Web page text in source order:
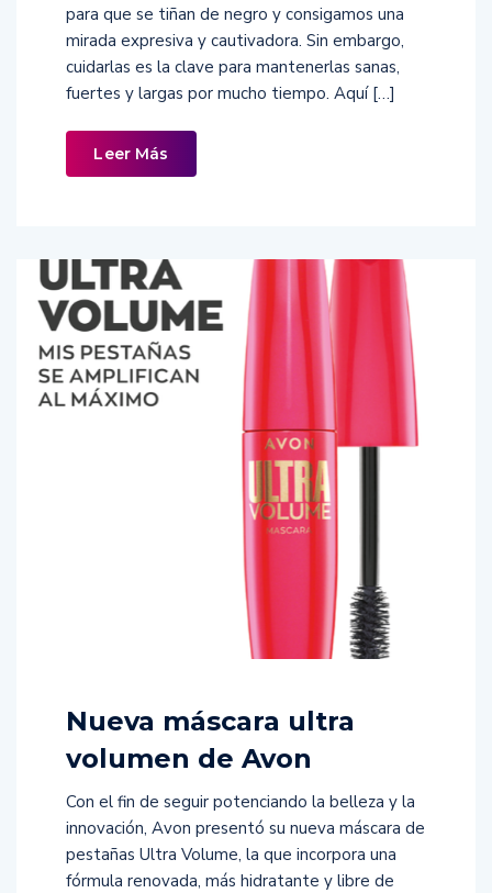
para que se tiñan de negro y consigamos una
mirada expresiva y cautivadora. Sin embargo,
cuidarlas es la clave para mantenerlas sanas,
fuertes y largas por mucho tiempo. Aquí […]
Leer Más
Nueva máscara ultra
volumen de Avon
Con el fin de seguir potenciando la belleza y la
innovación, Avon presentó su nueva máscara de
pestañas Ultra Volume, la que incorpora una
fórmula renovada, más hidratante y libre de